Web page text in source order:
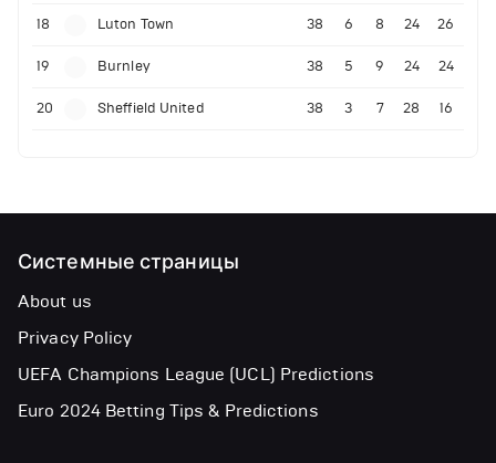
18 Luton Town 38 6 8 24 26
19 Burnley 38 5 9 24 24
20 Sheffield United 38 3 7 28 16
Системные страницы
About us
Privacy Policy
UEFA Champions League (UCL) Predictions
Euro 2024 Betting Tips & Predictions